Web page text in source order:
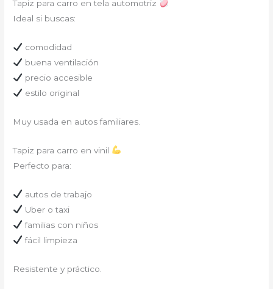
Tapiz para carro en tela automotriz
Ideal si buscas:
comodidad
buena ventilación
precio accesible
estilo original
Muy usada en autos familiares.
Tapiz para carro en vinil
Perfecto para:
autos de trabajo
Uber o taxi
familias con niños
fácil limpieza
Resistente y práctico.